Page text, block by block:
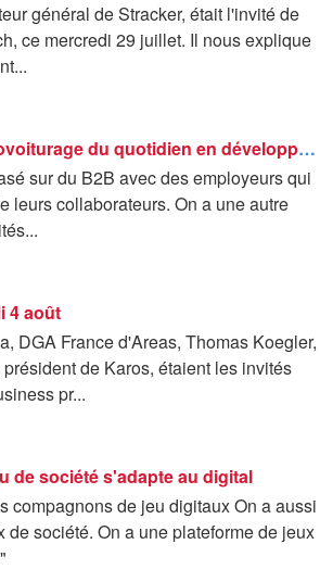
général de Stracker, était l'invité de
ce mercredi 29 juillet. Il nous explique
Good Morning Business - Le covoiturage du quotidien en développement
sur du B2B avec des employeurs qui
leurs collaborateurs. On a une autre
4 août
DGA France d'Areas, Thomas Koegler,
de Karos, étaient les invités
pr...
de société s'adapte au digital
compagnons de jeu digitaux On a aussi
société. On a une plateforme de jeux